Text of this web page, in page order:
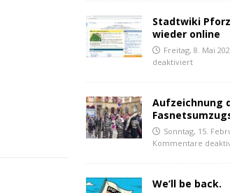
Stadtwiki
wieder online
Freitag, 8. Mai
deaktiviert
Aufzeichnung
Sonntag, 15.
Kommentare
We’ll be back.